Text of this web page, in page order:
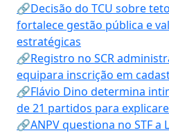
🔗Decisão do TCU sobre
fortalece gestão pública e
estratégicas
🔗Registro no SCR
equipara inscrição em
🔗Flávio Dino determina
de 21 partidos para
🔗ANPV questiona no STF a